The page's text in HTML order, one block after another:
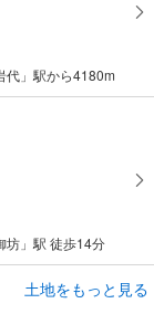
代」駅から4180m
坊」駅 徒歩14分
土地をもっと見る